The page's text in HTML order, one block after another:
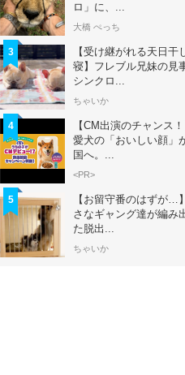
ロ」に、...
大橋 ぺっち
3
【受け継がれる天日干
寝】フレブル兄妹の見
シンクロ...
ちゃいか
4
【CM出演のチャンス！
愛犬の「おいしい顔」
国へ。...
<PR>
5
【お留守番のはずが…
さなギャング達が編み
た脱出...
ちゃいか